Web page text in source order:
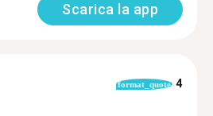
Scarica la app
format_quote 4